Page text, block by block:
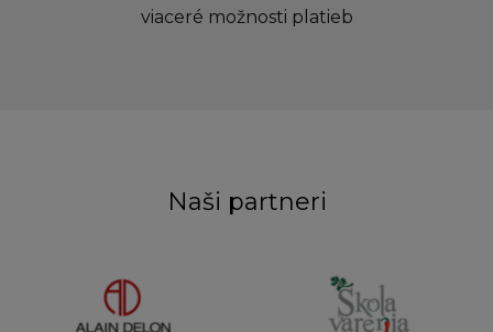
viaceré možnosti platieb
Naši partneri